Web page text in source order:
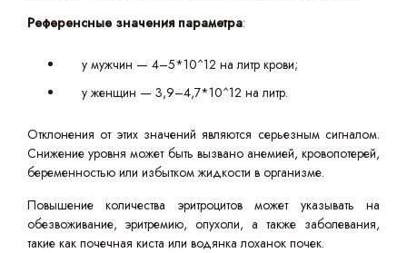
Референсные значения параметра:
у мужчин — 4–5*10^12 на литр крови;
у женщин — 3,9–4,7*10^12 на литр.
Отклонения от этих значений являются серьезным сигналом.
Снижение уровня может быть вызвано анемией, кровопотерей,
беременностью или избытком жидкости в организме.
Повышение количества эритроцитов может указывать на
обезвоживание, эритремию, опухоли, а также заболевания,
такие как почечная киста или водянка лоханок почек.